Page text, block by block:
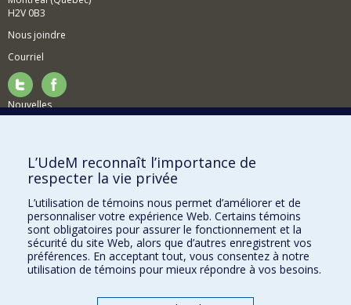
H2V 0B3
Nous joindre
Courriel
Nouvelles
Comment soutenir le Département?
BESOIN D'AIDE?
Plan du site
Signaler une erreur
Accessibilité
FACULTÉ DES ARTS ET DES SCIENCES
L’UdeM reconnaît l’importance de
respecter la vie privée
L’utilisation de témoins nous permet d’améliorer et de
personnaliser votre expérience Web. Certains témoins
sont obligatoires pour assurer le fonctionnement et la
sécurité du site Web, alors que d’autres enregistrent vos
préférences. En acceptant tout, vous consentez à notre
utilisation de témoins pour mieux répondre à vos besoins.